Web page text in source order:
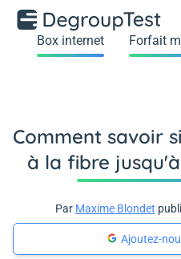
Box internet Forfait
Comment savoir
à la fibre
Par Maxime Blondet
Ajoutez-